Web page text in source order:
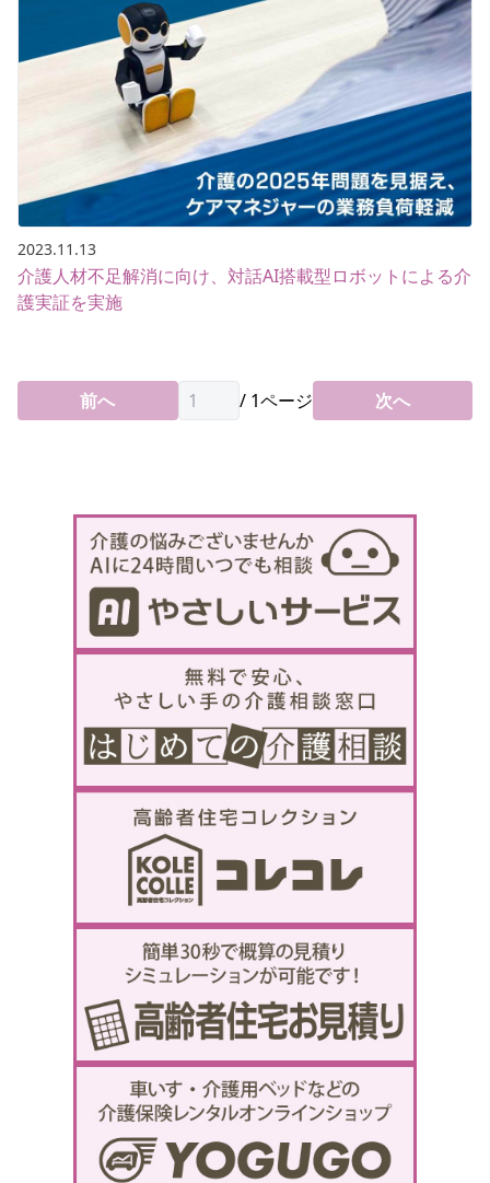
2023.11.13
介護人材不足解消に向け、対話AI搭載型ロボットによる介
護実証を実施
前へ / 1ページ 次へ